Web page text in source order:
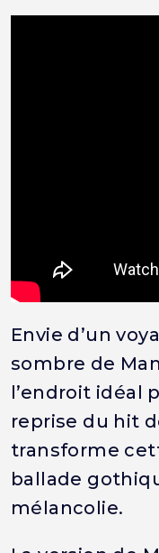
Envie d’un
sombre de
l’endroit idéal
reprise du hit
transforme
ballade
mélancolie.